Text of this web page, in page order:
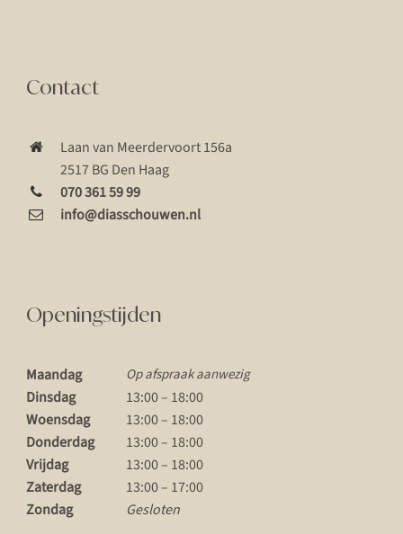
Contact
Laan van Meerdervoort 156a
2517 BG Den Haag
070 361 59 99
info@diasschouwen.nl
Openingstijden
Maandag Op afspraak aanwezig
Dinsdag
13:00 – 18:00
Woensdag
13:00 – 18:00
Donderdag
13:00 – 18:00
Vrijdag
13:00 – 18:00
Zaterdag
13:00 – 17:00
Zondag
Gesloten